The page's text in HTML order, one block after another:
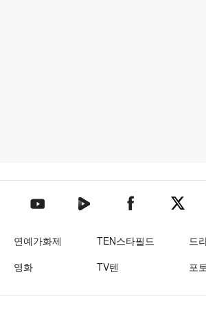
텐아시아 유튜브텐아시아 네이버TV텐아시아 페이스북
텐아시
연예가화제 TEN스타필드 드
영화
TV텐 포토